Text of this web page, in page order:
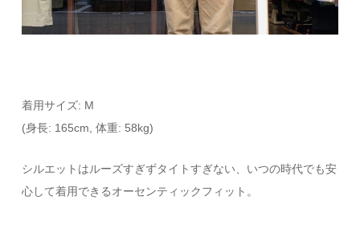
着用サイズ: M
(身長: 165cm, 体重: 58kg)
シルエットはルーズすぎずタイトすぎない、いつの時代でも安
心して着用できるオーセンティックフィット。